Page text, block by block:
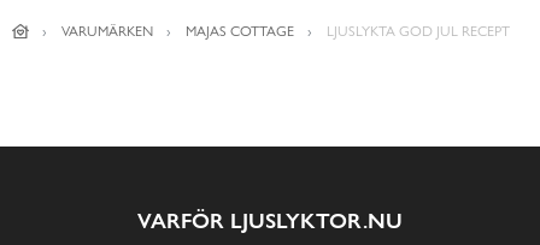
VARUMÄRKEN MAJAS COTTAGE LJUSLYKTA GOD JUL RECEPT
VARFÖR LJUSLYKTOR.NU